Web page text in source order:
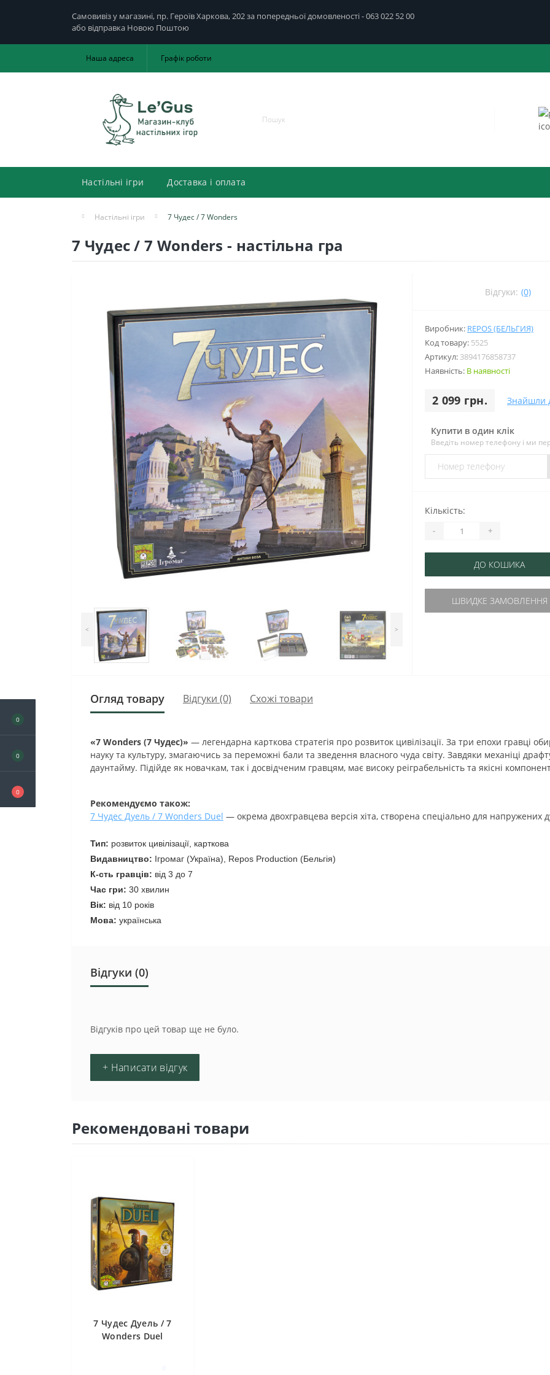
0
0
0
Самовивіз у магазині, пр. Героїв Харкова, 202 за попередньої домовленості - 063 022 52 00
або відправка Новою Поштою
Наша адреса Графік роботи
Настільні ігри Доставка і оплата
Настільні ігри 7 Чудес / 7 Wonders
7 Чудес / 7 Wonders - настільна гра
< >
Відгуки: (0)
Виробник: REPOS (БЕЛЬГИЯ)
Код товару: 5525
Артикул: 3894176858737
Наявність: В наявності
2 099 грн. Знайшли
Купити в один клік
Введіть номер телефону і ми
Кількість:
- +
ДО КОШИКА
ШВИДКЕ ЗАМОВЛЕННЯ
Огляд товару Відгуки (0) Схожі товари
«7 Wonders (7 Чудес)» — легендарна карткова стратегія про розвиток цивілізації. За три епохи гравці
науку та культуру, змагаючись за переможні бали та зведення власного чуда світу. Завдяки механіці
даунтайму. Підійде як новачкам, так і досвідченим гравцям, має високу реіграбельність та якісні
Рекомендуємо також:
7 Чудес Дуель / 7 Wonders Duel — окрема двохгравцева версія хіта, створена спеціально для напружених
Тип: розвиток цивілізації, карткова
Видавництво: Ігромаг (Україна), Repos Production (Бельгія)
К-сть гравців: від 3 до 7
Час гри: 30 хвилин
Вік: від 10 років
Мова: українська
Відгуки (0)
Відгуків про цей товар ще не було.
+ Написати відгук
Рекомендовані товари
7 Чудес Дуель / 7
Wonders Duel